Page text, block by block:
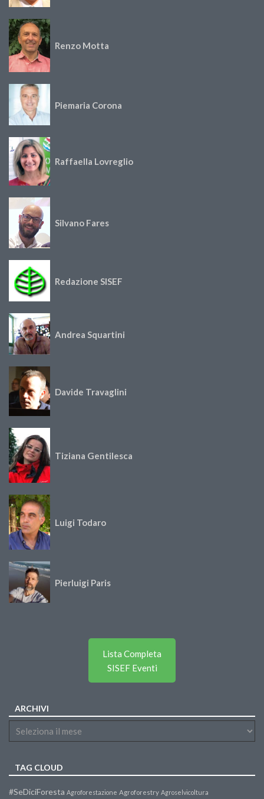
Renzo Motta
Piemaria Corona
Raffaella Lovreglio
Silvano Fares
Redazione SISEF
Andrea Squartini
Davide Travaglini
Tiziana Gentilesca
Luigi Todaro
Pierluigi Paris
Lista Completa
SISEF Eventi
ARCHIVI
TAG CLOUD
#SeDiciForesta Agroforestazione Agroforestry Agroselvicoltura